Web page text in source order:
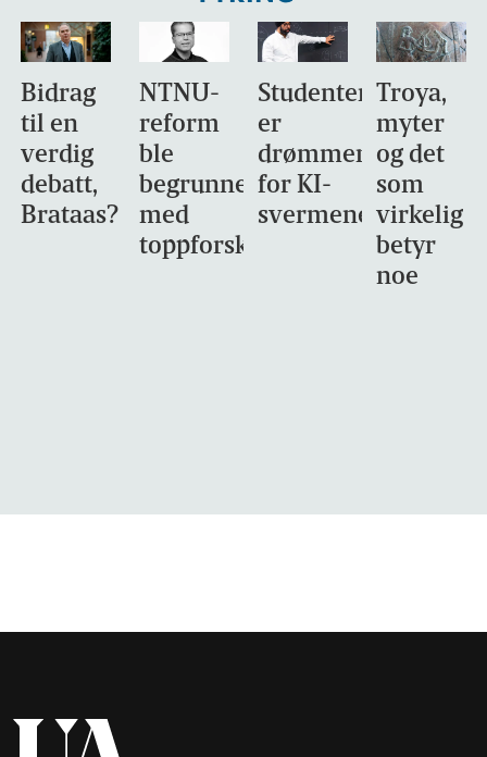
Bidrag
til en
verdig
debatt,
Brataas?
NTNU-
reform
ble
begrunnet
med
toppforskning
Studentene
er
drømmemålet
for KI-
svermene
Troya,
myter
og det
som
virkelig
betyr
noe